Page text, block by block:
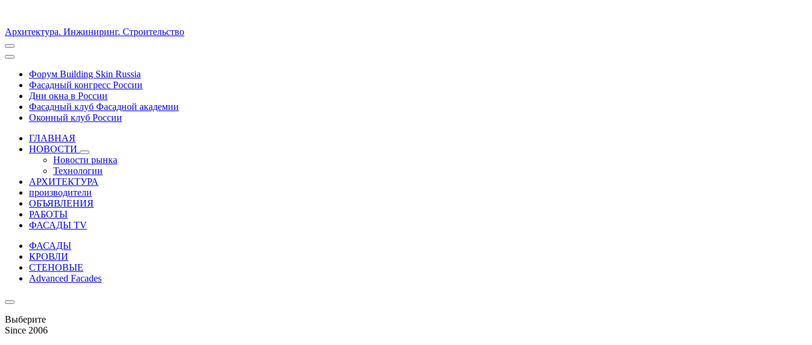
Архитектура. Инжиниринг. Строительство
Форум Building Skin Russia
Фасадный конгресс России
Дни окна в России
Фасадный клуб Фасадной академии
Оконный клуб России
ГЛАВНАЯ
НОВОСТИ
Новости рынка
Технологии
АРХИТЕКТУРА
производители
ОБЪЯВЛЕНИЯ
РАБОТЫ
ФАСАДЫ TV
ФАСАДЫ
КРОВЛИ
СТЕНОВЫЕ
Advanced Facades
Выберите
Since 2006